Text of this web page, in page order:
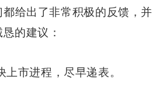
给出了非常积极的反馈，并
的建议：
市进程，尽早递表。